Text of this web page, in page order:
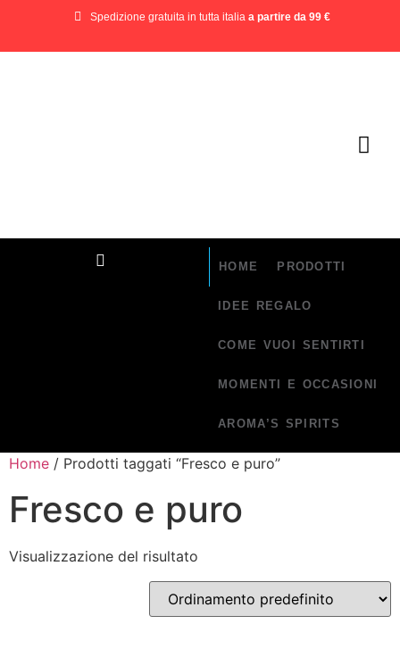
Spedizione gratuita in tutta italia a partire da 99 €
HOME PRODOTTI
IDEE REGALO
COME VUOI SENTIRTI
MOMENTI E OCCASIONI
AROMA’S SPIRITS
Home / Prodotti taggati “Fresco e puro”
Fresco e puro
Visualizzazione del risultato